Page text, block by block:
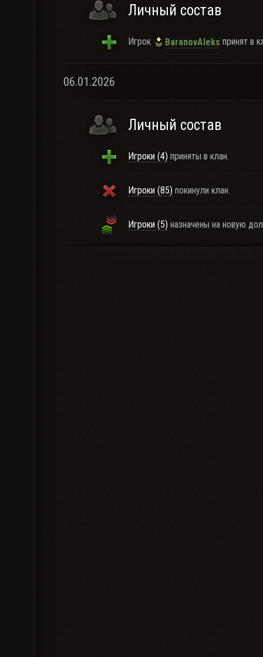
Личный состав
Игрок BaranovAleks принят в
06.01.2026
Личный состав
Игроки (4) приняты в клан.
Игроки (85) покинули клан.
Игроки (5) назначены на новую